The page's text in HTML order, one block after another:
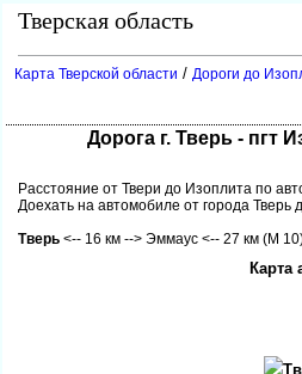
Тверская область
Карта Тверской области / Дороги до
Дорога г. Тверь - пгт
Расстояние от Твери до Изоплита по
Доехать на автомобиле от города
Тверь <-- 16 км --> Эммаус <-- 27 км (М
Карта